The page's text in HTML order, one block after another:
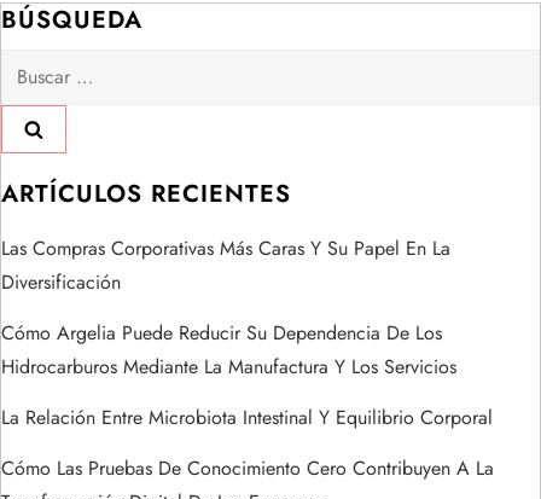
g
a
c
i
ó
n
d
e
BÚSQUEDA
Buscar:
ARTÍCULOS RECIENTES
Las Compras Corporativas Más Caras Y Su Papel En La
Diversificación
Cómo Argelia Puede Reducir Su Dependencia De Los
Hidrocarburos Mediante La Manufactura Y Los Servicios
La Relación Entre Microbiota Intestinal Y Equilibrio Corporal
Cómo Las Pruebas De Conocimiento Cero Contribuyen A La